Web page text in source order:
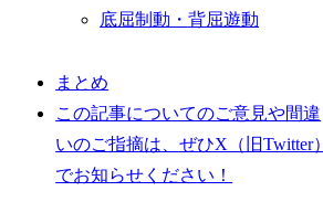
底屈制動・背屈遊動
まとめ
この記事についてのご意見や間違
いのご指摘は、ぜひX（旧Twitter）
でお知らせください！